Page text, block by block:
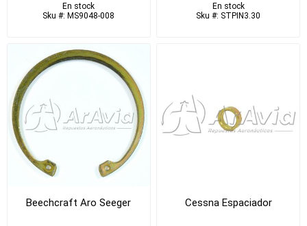
En stock
Sku #: MS9048-008
En stock
Sku #: STPIN3.30
Beechcraft Aro Seeger Cessna Espaciador